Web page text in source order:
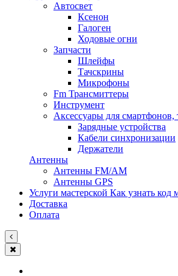
Автосвет
Ксенон
Галоген
Ходовые огни
Запчасти
Шлейфы
Тачскрины
Микрофоны
Fm Трансмиттеры
Инструмент
Аксессуары для смартфонов,
Зарядные устройства
Кабели синхронизации
Держатели
Антенны
Антенны FM/AM
Антенны GPS
Услуги мастерской Как узнать код
Доставка
Оплата